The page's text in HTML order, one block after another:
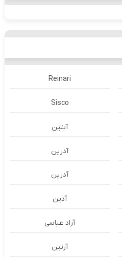
Reinari
Sisco
آبتین
آدرين
آدرین
آدین
آراد عباسی
آرتین